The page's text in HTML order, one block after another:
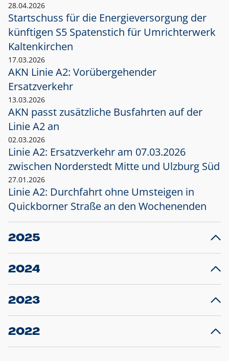
28.04.2026
Startschuss für die Energieversorgung der
künftigen S5 Spatenstich für Umrichterwerk
Kaltenkirchen
17.03.2026
AKN Linie A2: Vorübergehender
Ersatzverkehr
13.03.2026
AKN passt zusätzliche Busfahrten auf der
Linie A2 an
02.03.2026
Linie A2: Ersatzverkehr am 07.03.2026
zwischen Norderstedt Mitte und Ulzburg Süd
27.01.2026
Linie A2: Durchfahrt ohne Umsteigen in
Quickborner Straße an den Wochenenden
2025
23.12.2025
Projekt S5: Start der Bauarbeiten am
2024
10.12.2024
Großprojekt S5: Sperrung der Bahnstraße in
2023
20.12.2023
Schleswig-Holstein verlängert den
2022
22.12.2022